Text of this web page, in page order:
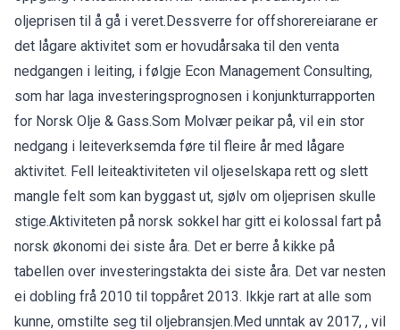
oljeprisen til å gå i veret.Dessverre for offshorereiarane er
det lågare aktivitet som er hovudårsaka til den venta
nedgangen i leiting, i følgje Econ Management Consulting,
som har laga investeringsprognosen i konjunkturrapporten
for Norsk Olje & Gass.Som Molvær peikar på, vil ein stor
nedgang i leiteverksemda føre til fleire år med lågare
aktivitet. Fell leiteaktiviteten vil oljeselskapa rett og slett
mangle felt som kan byggast ut, sjølv om oljeprisen skulle
stige.Aktiviteten på norsk sokkel har gitt ei kolossal fart på
norsk økonomi dei siste åra. Det er berre å kikke på
tabellen over investeringstakta dei siste åra. Det var nesten
ei dobling frå 2010 til toppåret 2013. Ikkje rart at alle som
kunne, omstilte seg til oljebransjen.Med unntak av 2017, , vil